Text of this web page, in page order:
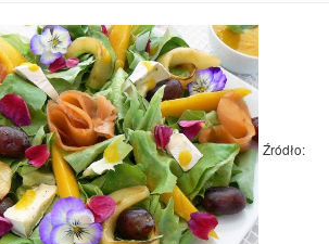
Źródło: